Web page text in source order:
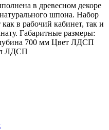
в древесном декоре
шпона. Набор
в рабочий кабинет, так и
Габаритные размеры:
700 мм Цвет ЛДСП
ЛДСП